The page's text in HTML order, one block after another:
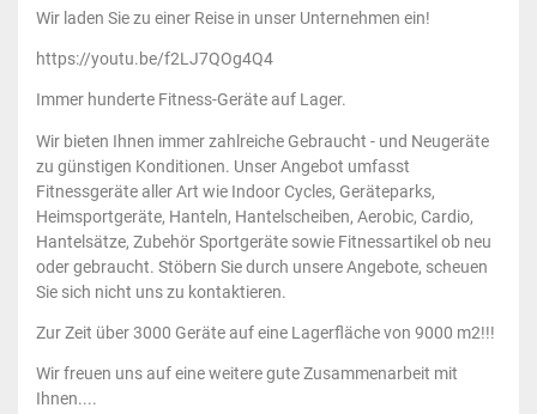
Wir laden Sie zu einer Reise in unser Unternehmen ein!
https://youtu.be/f2LJ7QOg4Q4
Immer hunderte Fitness-Geräte auf Lager.
Wir bieten Ihnen immer zahlreiche Gebraucht - und Neugeräte
zu günstigen Konditionen. Unser Angebot umfasst
Fitnessgeräte aller Art wie Indoor Cycles, Geräteparks,
Heimsportgeräte, Hanteln, Hantelscheiben, Aerobic, Cardio,
Hantelsätze, Zubehör Sportgeräte sowie Fitnessartikel ob neu
oder gebraucht. Stöbern Sie durch unsere Angebote, scheuen
Sie sich nicht uns zu kontaktieren.
Zur Zeit über 3000 Geräte auf eine Lagerfläche von 9000 m2!!!
Wir freuen uns auf eine weitere gute Zusammenarbeit mit
Ihnen....